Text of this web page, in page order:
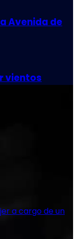
Avenida de
vientos
a cargo de un